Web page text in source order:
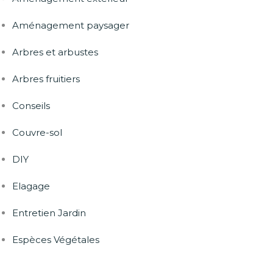
Aménagement paysager
Arbres et arbustes
Arbres fruitiers
Conseils
Couvre-sol
DIY
Elagage
Entretien Jardin
Espèces Végétales